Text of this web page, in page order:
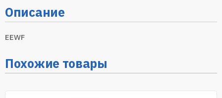
Описание
EEWF
Похожие товары